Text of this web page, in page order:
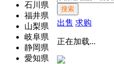
石川県
福井県
山梨県
岐阜県
静岡県
愛知県
搜索
出售 求购
正在加载...